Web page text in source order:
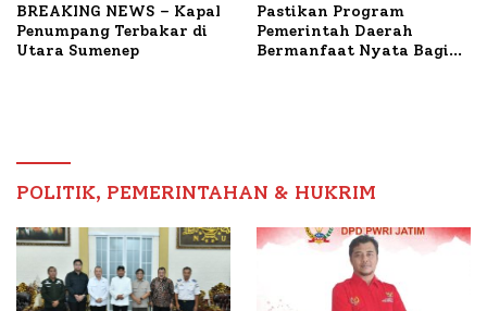
BREAKING NEWS – Kapal
Penumpang Terbakar di
Utara Sumenep
Pastikan Program
Pemerintah Daerah
Bermanfaat Nyata Bagi
POLITIK, PEMERINTAHAN & HUKRIM